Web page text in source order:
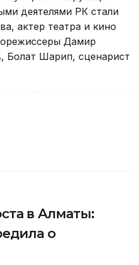
деятелями РК стали
актер театра и кино
Дамир
Болат Шарип, сценарист
в Алматы:
о